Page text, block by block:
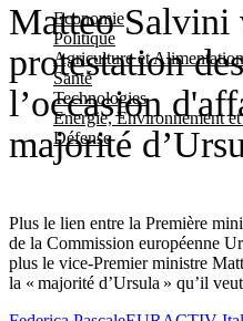
Economie
Politique
Agriculture et Alimentation
Santé
Technologies
Energie, Environnement
Défense
Matteo Salvini
protestation
l’occasion
majorité
Plus le lien entre la Première
de la Commission européenne
plus le vice-Premier ministre
la « majorité d’Ursula » qu’il